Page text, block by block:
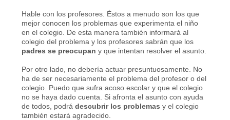
Hable con los profesores. Éstos a menudo son los que
mejor conocen los problemas que experimenta el niño
en el colegio. De esta manera también informará al
colegio del problema y los profesores sabrán que los
padres se preocupan y que intentan resolver el asunto.
Por otro lado, no debería actuar presuntuosamente. No
ha de ser necesariamente el problema del profesor o del
colegio. Puedo que sufra acoso escolar y que el colegio
no se haya dado cuenta. Si afronta el asunto con ayuda
de todos, podrádescubrir los problemas y el colegio
también estará agradecido.